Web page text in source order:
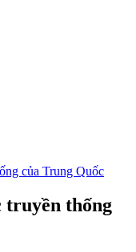
của Trung Quốc
truyền thống